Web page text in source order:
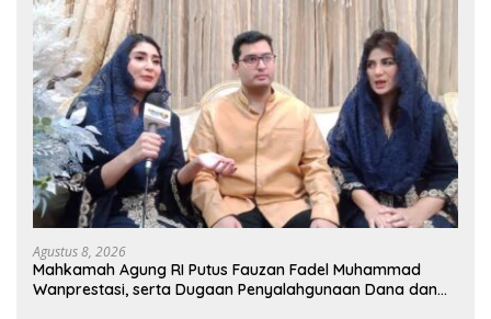
Agustus 8, 2026
Mahkamah Agung RI Putus Fauzan Fadel Muhammad
Wanprestasi, serta Dugaan Penyalahgunaan Dana dan